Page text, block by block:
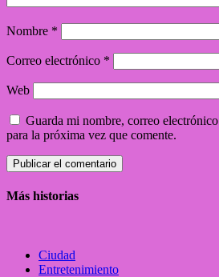
Nombre *
Correo electrónico *
Web
Guarda mi nombre, correo
para la próxima vez que comente.
Más historias
Ciudad
Entretenimiento